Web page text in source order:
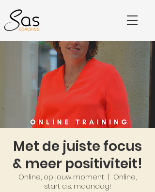
Met de juiste focus
& meer positiviteit!
Online, op jouw moment
Online,
start a.s. maandag!